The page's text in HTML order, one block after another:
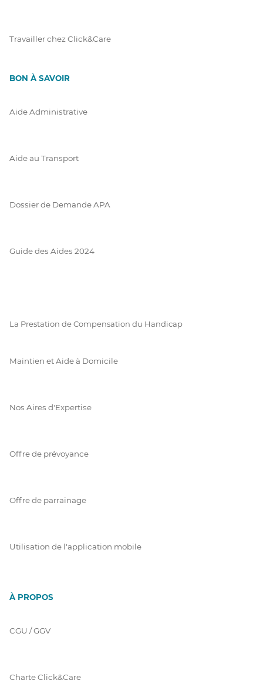
Travailler chez Click&Care
BON À SAVOIR
Aide Administrative
Aide au Transport
Dossier de Demande APA
Guide des Aides 2024
La Prestation de Compensation du Handicap
Maintien et Aide à Domicile
Nos Aires d'Expertise
Offre de prévoyance
Offre de parrainage
Utilisation de l'application mobile
À PROPOS
CGU / GGV
Charte Click&Care